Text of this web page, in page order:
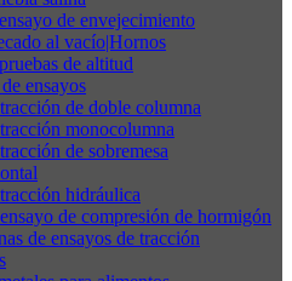
de envejecimiento
al vacío|Hornos
de altitud
ensayos
de doble columna
monocolumna
de sobremesa
hidráulica
de compresión de hormigón
de ensayos de tracción